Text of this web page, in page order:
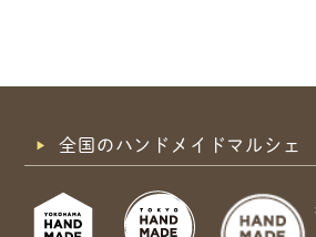
全国のハンドメイドマルシェ